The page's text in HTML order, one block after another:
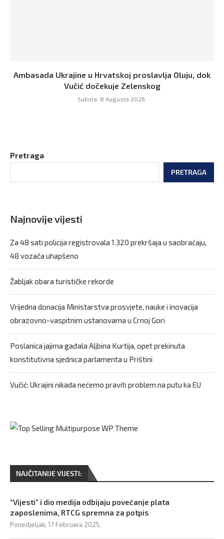
Ambasada Ukrajine u Hrvatskoj proslavlja Oluju, dok
Vučić dočekuje Zelenskog
Subota, 8 Augusta 2026,
Pretraga
PRETRAGA
Najnovije vijesti
Za 48 sati policija registrovala 1.320 prekršaja u saobraćaju,
48 vozača uhapšeno
Žabljak obara turističke rekorde
Vrijedna donacija Ministarstva prosvjete, nauke i inovacija
obrazovno-vaspitnim ustanovama u Crnoj Gori
Poslanica jajima gađala Aljbina Kurtija, opet prekinuta
konstitutivna sjednica parlamenta u Prištini
Vučić: Ukrajini nikada nećemo praviti problem na putu ka EU
NAJČITANIJE VIJESTI:
“Vijesti” i dio medija odbijaju povećanje plata
zaposlenima, RTCG spremna za potpis
Ponedjeljak, 17 Februara 2025,